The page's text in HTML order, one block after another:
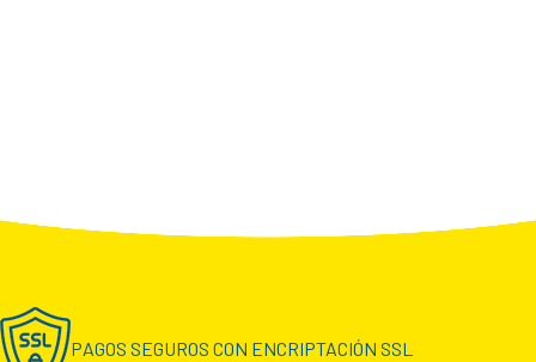
PAGOS SEGUROS CON ENCRIPTACIÓN SSL